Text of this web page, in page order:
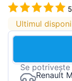
Ultimul
Se potrivește
Renault